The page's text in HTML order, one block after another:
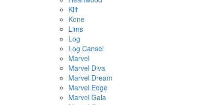
Klif
Kone
Lims
Log
Log Cansei
Marvel
Marvel Diva
Marvel Dream
Marvel Edge
Marvel Gala